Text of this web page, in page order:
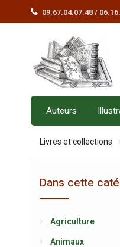
09.67.04.07.48 /
Auteurs
Livres et collections
Dans cette
Agriculture
Animaux